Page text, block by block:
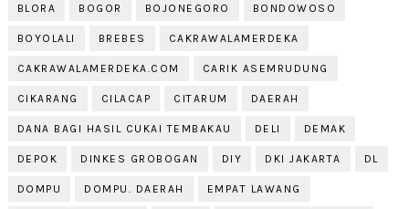
BLORA BOGOR BOJONEGORO BONDOWOSO
BOYOLALI BREBES CAKRAWALAMERDEKA
CAKRAWALAMERDEKA.COM CARIK ASEMRUDUNG
CIKARANG CILACAP CITARUM DAERAH
DANA BAGI HASIL CUKAI TEMBAKAU DELI DEMAK
DEPOK DINKES GROBOGAN DIY DKI JAKARTA DL
DOMPU DOMPU. DAERAH EMPAT LAWANG